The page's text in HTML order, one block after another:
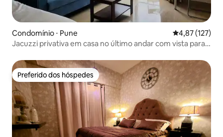
Condomínio ⋅ Pune 4,87 de uma
4,87 (127)
Jacuzzi privativa em casa no último andar com vista para o
Preferido dos hóspedes
Preferido dos hóspedes